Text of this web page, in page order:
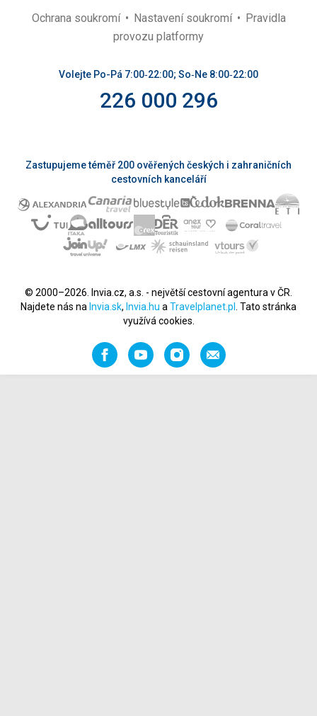
Ochrana soukromí Nastavení soukromí
Pravidla
provozu platformy
Volejte Po-Pá 7:00‑22:00; So‑Ne 8:00‑22:00
226 000 296
Zastupujeme téměř 200 ověřených českých i zahraničních
cestovních kanceláří
© 2000–2026. Invia.cz, a.s. - největší cestovní agentura v ČR.
Najdete nás na Invia.sk, Invia.hu a Travelplanet.pl
. Tato stránka
využívá cookies.
FacebookYouTubeInstagramNapište
nám